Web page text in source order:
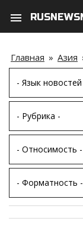
menu
Главная » Азия